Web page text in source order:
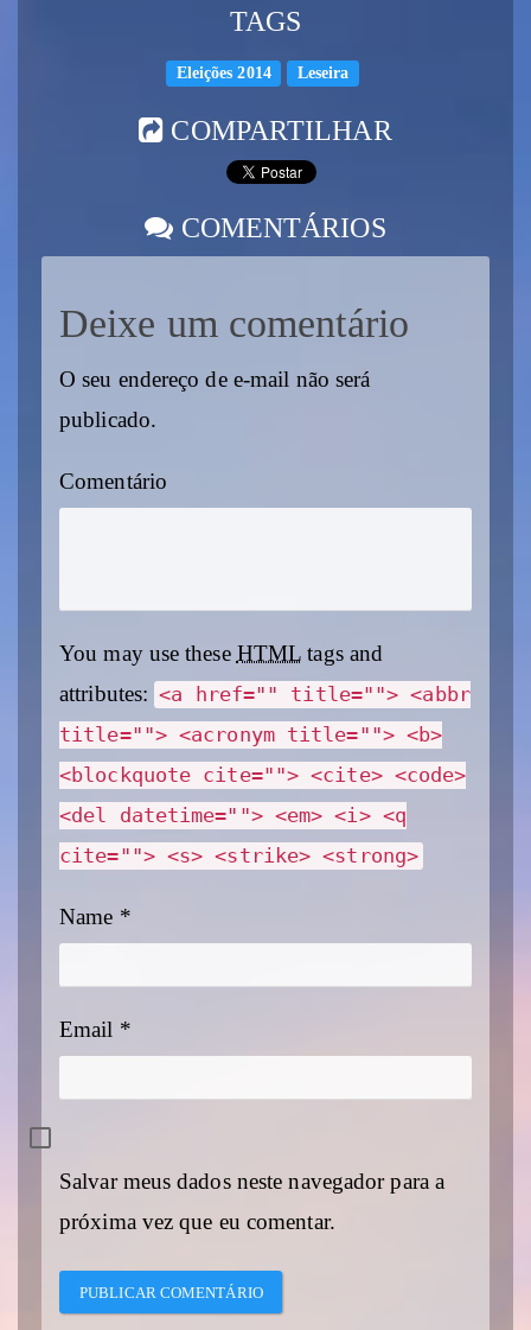
TAGS
Eleições 2014 Leseira
COMPARTILHAR
COMENTÁRIOS
Deixe um comentário
O seu endereço de e-mail não será
publicado.
Comentário
You may use these HTML tags and
attributes: <a href="" title=""> <abbr
title=""> <acronym title=""> <b>
<blockquote cite=""> <cite> <code>
<del datetime=""> <em> <i> <q
cite=""> <s> <strike> <strong>
Name *
Email *
Salvar meus dados neste navegador para a
próxima vez que eu comentar.